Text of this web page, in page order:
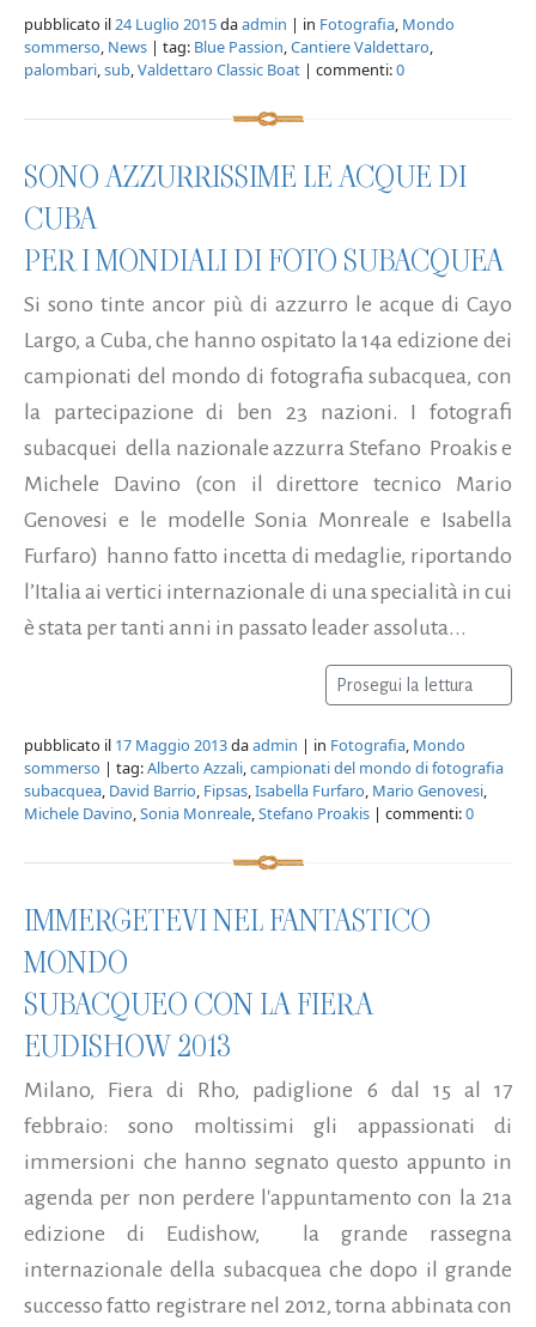
pubblicato il24 Luglio 2015daadmin | in Fotografia, Mondo
sommerso, News | tag: Blue Passion,Cantiere Valdettaro,
palombari,sub,Valdettaro Classic Boat | commenti:0
SONO AZZURRISSIME LE ACQUE DI
CUBA
PER I MONDIALI DI FOTO SUBACQUEA
Si sono tinte ancor più di azzurro le acque di Cayo
Largo, a Cuba, che hanno ospitato la 14a edizione dei
campionati del mondo di fotografia subacquea, con
la partecipazione di ben 23 nazioni. I fotografi
subacquei della nazionale azzurra Stefano Proakis e
Michele Davino (con il direttore tecnico Mario
Genovesi e le modelle Sonia Monreale e Isabella
Furfaro) hanno fatto incetta di medaglie, riportando
l’Italia ai vertici internazionale di una specialità in cui
è stata per tanti anni in passato leader assoluta...
Prosegui la lettura
pubblicato il 17 Maggio 2013daadmin | in Fotografia, Mondo
sommerso | tag:Alberto Azzali,campionati del mondo di fotografia
subacquea, David Barrio, Fipsas,Isabella Furfaro, Mario Genovesi,
Michele Davino,Sonia Monreale,Stefano Proakis | commenti:0
IMMERGETEVI NEL FANTASTICO
MONDO
SUBACQUEO CON LA FIERA
EUDISHOW 2013
Milano, Fiera di Rho, padiglione 6 dal 15 al 17
febbraio: sono moltissimi gli appassionati di
immersioni che hanno segnato questo appunto in
agenda per non perdere l'appuntamento con la 21a
edizione di Eudishow, la grande rassegna
internazionale della subacquea che dopo il grande
successo fatto registrare nel 2012, torna abbinata con